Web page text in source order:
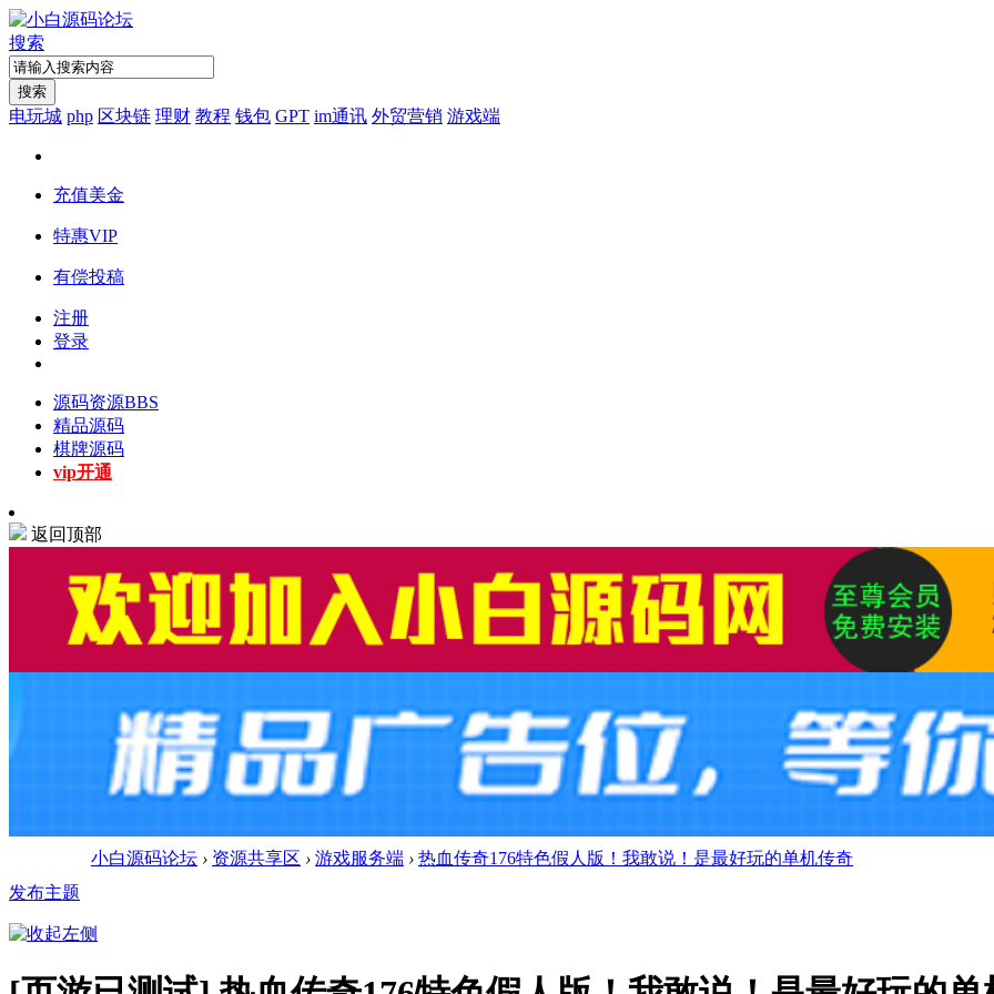
搜索
搜索
电玩城 php 区块链 理财 教程 钱包 GPT im通讯 外贸营销 游戏端
充值美金
特惠VIP
有偿投稿
注册
登录
源码资源BBS
精品源码
棋牌源码
vip开通
返回顶部
小白源码论坛 › 资源共享区 › 游戏服务端 › 热血传奇176特色假人版！我敢说！是最好玩的单机传奇
发布主题